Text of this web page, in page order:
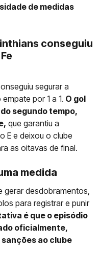
de medidas
conseguiu
segurar a
por 1 a 1. O gol
segundo tempo,
que garantiu a
E e deixou o clube
as oitavas de final.
medida
gerar desdobramentos,
para registrar e punir
é que o episódio
oficialmente,
ao clube